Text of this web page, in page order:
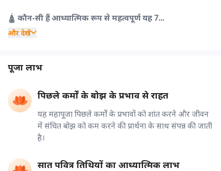
🛕 कौन-सी हैं आध्यात्मिक रूप से महत्वपूर्ण यह 7...
और देखें
पूजा लाभ
पिछले कर्मों के बोझ के प्रभाव से राहत
यह महापूजा पिछले कर्मों के प्रभावों को शांत करने और जीवन
में संचित बोझ को कम करने की प्रार्थना के साथ संपन्न की जाती
है।
सात पवित्र तिथियों का आध्यात्मिक लाभ